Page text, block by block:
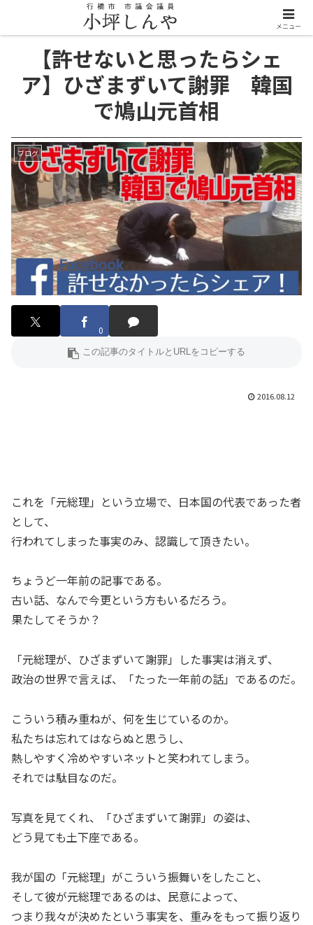
【許せないと思ったらシェ
ア】ひざまずいて謝罪 韓国
で鳩山元首相
ブログ
0
2016.08.12
これを「元総理」という立場で、日本国の代表であった者
として、
行われてしまった事実のみ、認識して頂きたい。
ちょうど一年前の記事である。
古い話、なんで今更という方もいるだろう。
果たしてそうか？
「元総理が、ひざまずいて謝罪」した事実は消えず、
政治の世界で言えば、「たった一年前の話」であるのだ。
こういう積み重ねが、何を生じているのか。
私たちは忘れてはならぬと思うし、
熱しやすく冷めやすいネットと笑われてしまう。
それでは駄目なのだ。
写真を見てくれ、「ひざまずいて謝罪」の姿は、
どう見ても土下座である。
我が国の「元総理」がこういう振舞いをしたこと、
そして彼が元総理であるのは、民意によって、
つまり我々が決めたという事実を、重みをもって振り返り
メニュー